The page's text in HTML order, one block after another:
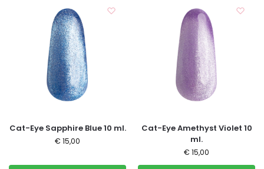
Cat-Eye Sapphire Blue 10 ml.
€ 15,00
Cat-Eye Amethyst Violet 10
ml.
€ 15,00